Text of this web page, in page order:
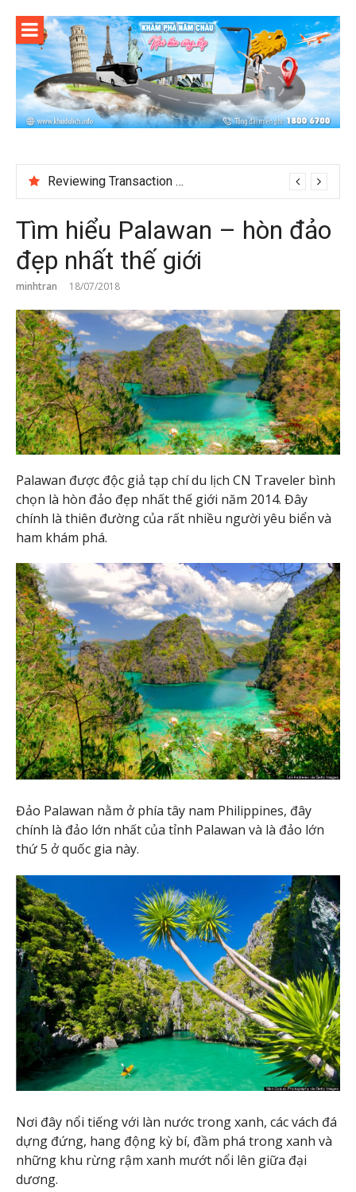
content
Test
Tìm hiểu Palawan – hòn đảo
đẹp nhất thế giới
minhtran 18/07/2018
Palawan được độc giả tạp chí du lịch CN Traveler bình
chọn là hòn đảo đẹp nhất thế giới năm 2014. Đây
chính là thiên đường của rất nhiều người yêu biển và
ham khám phá.
Đảo Palawan nằm ở phía tây nam Philippines, đây
chính là đảo lớn nhất của tỉnh Palawan và là đảo lớn
thứ 5 ở quốc gia này.
Nơi đây nổi tiếng với làn nước trong xanh, các vách đá
dựng đứng, hang động kỳ bí, đầm phá trong xanh và
những khu rừng rậm xanh mướt nổi lên giữa đại
dương.